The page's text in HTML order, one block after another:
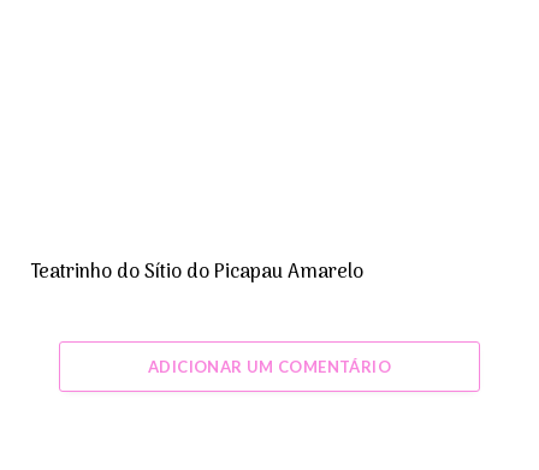
Teatrinho do Sítio do Picapau Amarelo
ADICIONAR UM COMENTÁRIO